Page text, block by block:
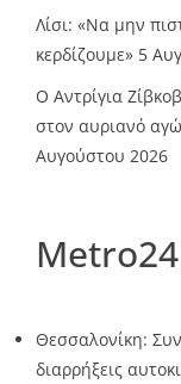
Λίσι: «Να μην
κερδίζουμε» 5
Ο Αντρίγια
στον αυριανό
Αυγούστου 2026
Θεσσαλονίκη:
διαρρήξεις